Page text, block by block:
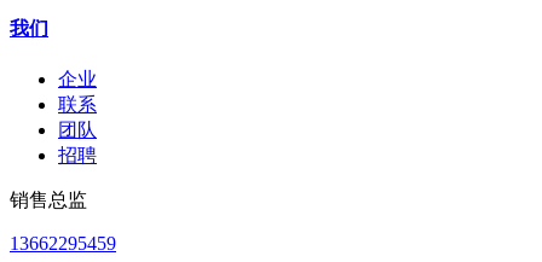
我们
企业
联系
团队
招聘
销售总监
13662295459